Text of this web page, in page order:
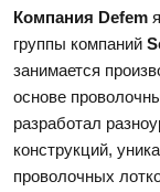
Компания Defem
группы компаний
занимается
основе
разработал
конструкций,
проволочных